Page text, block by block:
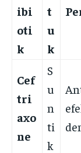
ibi
oti
k
t
u
k
Cef
tri
axo
ne
S
u
n
ti
k